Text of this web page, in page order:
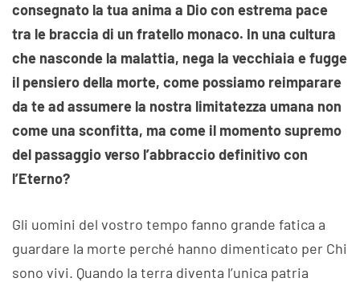
consegnato la tua anima a Dio con estrema pace
tra le braccia di un fratello monaco. In una cultura
che nasconde la malattia, nega la vecchiaia e fugge
il pensiero della morte, come possiamo reimparare
da te ad assumere la nostra limitatezza umana non
come una sconfitta, ma come il momento supremo
del passaggio verso l’abbraccio definitivo con
l’Eterno?
Gli uomini del vostro tempo fanno grande fatica a
guardare la morte perché hanno dimenticato per Chi
sono vivi. Quando la terra diventa l’unica patria